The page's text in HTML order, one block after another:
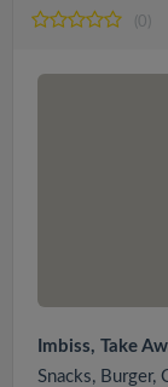
(0)
Imbiss, Take
Snacks, Burger,